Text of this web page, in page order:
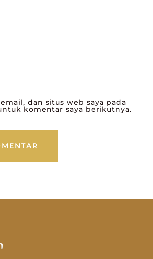
dan situs web saya pada
komentar saya berikutnya.